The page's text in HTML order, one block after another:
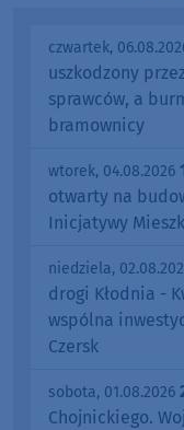
czwartek,
uszkodzony
sprawców, a
bramownicy
wtorek, 04.08.2026
otwarty na
Inicjatywy
niedziela,
drogi Kłodnia -
wspólna
Czersk
sobota, 01.08.2026
Chojnickiego.